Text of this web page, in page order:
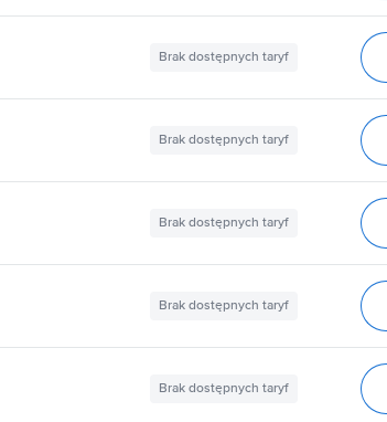
Brak dostępnych taryf
Brak dostępnych taryf
Brak dostępnych taryf
Brak dostępnych taryf
Brak dostępnych taryf